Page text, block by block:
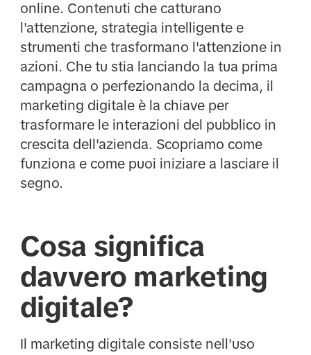
online. Contenuti che catturano
l'attenzione, strategia intelligente e
strumenti che trasformano l'attenzione in
azioni. Che tu stia lanciando la tua prima
campagna o perfezionando la decima, il
marketing digitale è la chiave per
trasformare le interazioni del pubblico in
crescita dell'azienda. Scopriamo come
funziona e come puoi iniziare a lasciare il
segno.
Cosa significa
davvero marketing
digitale?
Il marketing digitale consiste nell'uso